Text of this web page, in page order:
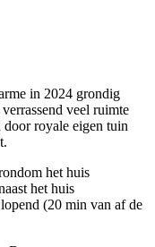
in 2024 grondig
veel ruimte
royale eigen tuin
het huis
het huis
(20 min van af de